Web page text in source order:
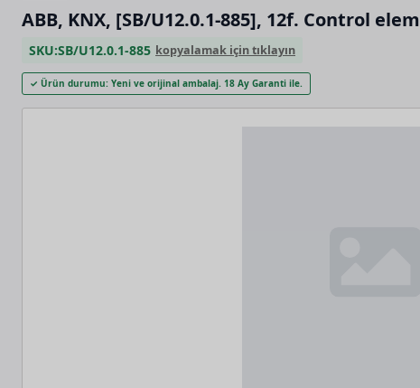
ABB, KNX, [SB/U12.0.1-885], 12f. Control
SKU:SB/U12.0.1-885 kopyalamak için tıklayın
✓ Ürün durumu: Yeni ve orijinal ambalaj. 18 Ay Garanti ile.